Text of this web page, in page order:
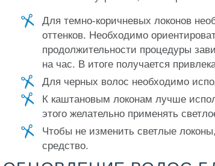
Для темно-коричневых локонов
оттенков. Необходимо
продолжительности процедуры
на час. В итоге получается
Для черных волос необходимо
К каштановым локонам лучше
этого желательно применять
Чтобы не изменить светлые
средство.